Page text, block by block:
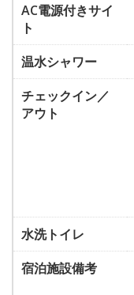
AC電源付きサイ
ト
温水シャワー
チェックイン／
アウト
水洗トイレ
宿泊施設備考